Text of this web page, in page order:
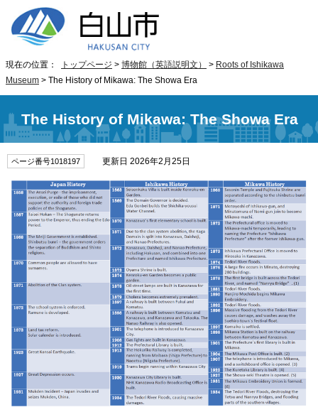
現在の位置： トップページ > 博物館（英語説明文） > Roots of Ishikawa
Museum > The History of Mikawa: The Showa Era
The History of Mikawa: The Showa Era
ページ番号1018197 更新日 2026年2月25日